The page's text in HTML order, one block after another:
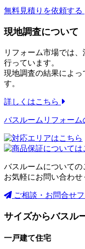
無料見積りを依頼する
現地調査について
リフォーム市場では
行っています。
現地調査の結果によっ
す。
詳しくはこちら
バスルームリフォーム
バスルームについての
お気軽にお問い合わせ
ご相談・お問合せ
サイズからバスル
一戸建て住宅